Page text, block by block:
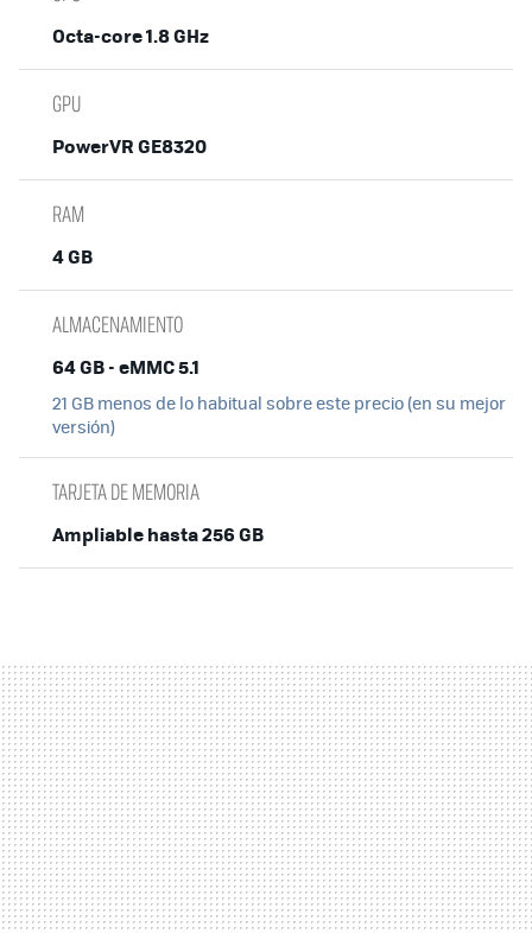
Octa-core 1.8 GHz
GPU
PowerVR GE8320
RAM
4 GB
ALMACENAMIENTO
64 GB - eMMC 5.1
21 GB menos de lo habitual sobre este precio (en su mejor
versión)
TARJETA DE MEMORIA
Ampliable hasta 256 GB